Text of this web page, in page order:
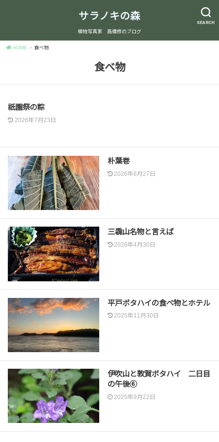
SEARCH
サラノキの森
植物写真家 高橋修のブログ
HOME 食べ物
食べ物
祇園祭の粽
2026年7月23日
朴葉巻
2026年6月27日
三毳山名物と言えば
2026年4月30日
平戸ボタハイの食べ物とホテル
2025年11月30日
伊吹山と敦賀ボタハイ 二日目
の午後⑥
2025年9月22日